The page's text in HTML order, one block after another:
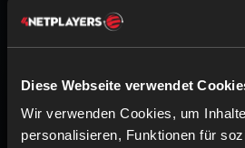
Diese Webseite verwendet
Wir verwenden Cookies, um
personalisieren, Funktionen für